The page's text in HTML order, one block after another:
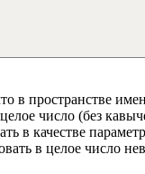
в пространстве
целое число (без
в качестве
в целое число